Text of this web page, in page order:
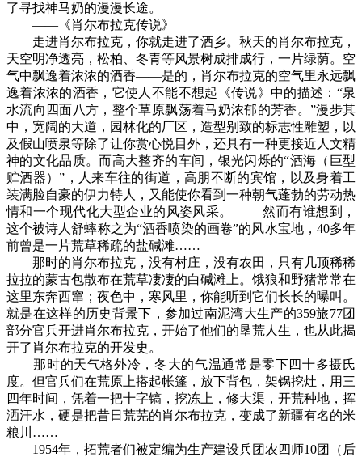
了寻找神马奶的漫漫长途。
——《肖尔布拉克传说》
走进肖尔布拉克，你就走进了酒乡。秋天的肖尔布拉克，
天空明净透亮，松柏、冬青等风景树成排成行，一片绿荫。空
气中飘逸着浓浓的酒香——是的，肖尔布拉克的空气里永远飘
逸着浓浓的酒香，它使人不能不想起《传说》中的描述：“泉
水流向四面八方，整个草原飘荡着马奶浓郁的芳香。”漫步其
中，宽阔的大道，园林化的厂区，造型别致的标志性雕塑，以
及假山喷泉等除了让你赏心悦目外，还具有一种更接近人文精
神的文化品质。而高大整齐的车间，银光闪烁的“酒海（巨型
贮酒器）”，人来车往的街道，高朋不断的宾馆，以及身着工
装满脸自豪的伊力特人，又能使你看到一种朝气蓬勃的劳动热
情和一个现代化大型企业的风姿风采。 然而有谁想到，
这个被诗人舒蟀称之为“酒香喷染的画卷”的风水宝地，40多年
前曾是一片荒草稀疏的盐碱滩……
那时的肖尔布拉克，没有村庄，没有农田，只有几顶稀稀
拉拉的蒙古包散布在荒草凄凄的白碱滩上。饿狼和野猪常常在
这里东奔西窜；夜色中，寒风里，你能听到它们长长的曝叫。
就是在这样的历史背景下，参加过南泥湾大生产的359旅77团
部分官兵开进肖尔布拉克，开始了他们的垦荒人生，也从此揭
开了肖尔布拉克的开发史。
那时的天气格外冷，冬大的气温通常是零下四十多摄氏
度。但官兵们在荒原上搭起帐篷，放下背包，架锅挖灶，用三
四年时间，凭着一把十字镐，挖冻上，修大渠，开荒种地，挥
洒汗水，硬是把昔日荒芜的肖尔布拉克，变成了新疆有名的米
粮川……
1954年，拓荒者们被定编为生产建设兵团农四师10团（后